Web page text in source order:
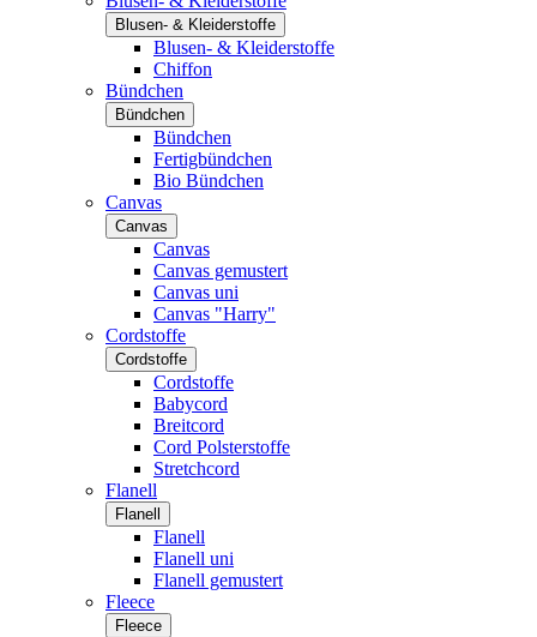
Blusen- & Kleiderstoffe
Blusen- & Kleiderstoffe
Chiffon
Bündchen
Bündchen
Bündchen
Fertigbündchen
Bio Bündchen
Canvas
Canvas
Canvas
Canvas gemustert
Canvas uni
Canvas "Harry"
Cordstoffe
Cordstoffe
Cordstoffe
Babycord
Breitcord
Cord Polsterstoffe
Stretchcord
Flanell
Flanell
Flanell
Flanell uni
Flanell gemustert
Fleece
Fleece